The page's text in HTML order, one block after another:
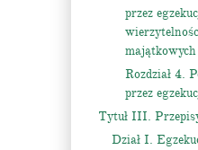
przez
majątkowych
Rozdział 4.
przez
Tytuł III.
Dział I.